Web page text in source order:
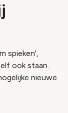
spieken',
ook staan.
nieuwe